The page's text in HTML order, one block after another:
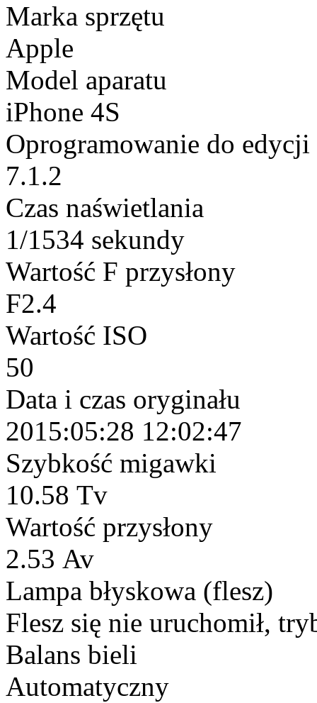
Marka sprzętu
Apple
Model aparatu
iPhone 4S
Oprogramowanie do edycji
7.1.2
Czas naświetlania
1/1534 sekundy
Wartość F przysłony
F2.4
Wartość ISO
50
Data i czas oryginału
2015:05:28 12:02:47
Szybkość migawki
10.58 Tv
Wartość przysłony
2.53 Av
Lampa błyskowa (flesz)
Flesz się nie uruchomił,
Balans bieli
Automatyczny